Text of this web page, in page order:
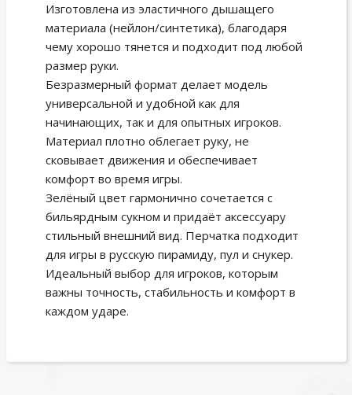
Изготовлена из эластичного дышащего
материала (нейлон/синтетика), благодаря
чему хорошо тянется и подходит под любой
размер руки.
Безразмерный формат делает модель
универсальной и удобной как для
начинающих, так и для опытных игроков.
Материал плотно облегает руку, не
сковывает движения и обеспечивает
комфорт во время игры.
Зелёный цвет гармонично сочетается с
бильярдным сукном и придаёт аксессуару
стильный внешний вид. Перчатка подходит
для игры в русскую пирамиду, пул и снукер.
Идеальный выбор для игроков, которым
важны точность, стабильность и комфорт в
каждом ударе.